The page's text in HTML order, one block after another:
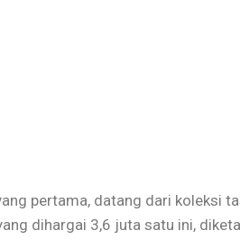
pertama, datang dari koleksi
dihargai 3,6 juta satu ini,